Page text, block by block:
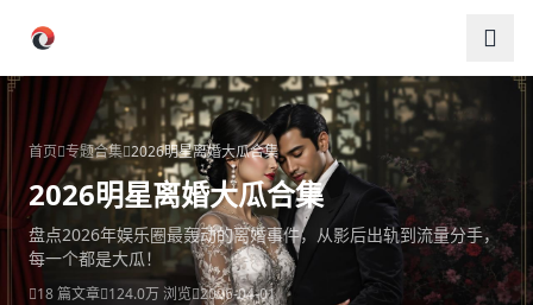
首页 专题合集 2026明星离婚大瓜合集
2026明星离婚大瓜合集
盘点2026年娱乐圈最轰动的离婚事件，从影后出轨到流量分手，
每一个都是大瓜！
18 篇文章 124.0万 浏览 2026-04-01